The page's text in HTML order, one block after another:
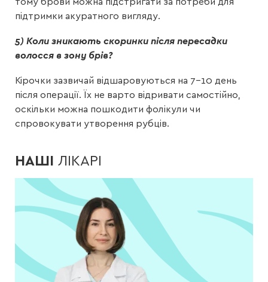
підтримки акуратного вигляду.
5) Коли зникають скоринки після пересадки
волосся в зону брів?
Кірочки зазвичай відшаровуються на 7–10 день
після операції. Їх не варто відривати самостійно,
оскільки можна пошкодити фолікули чи
спровокувати утворення рубців.
НАШІ ЛІКАРІ